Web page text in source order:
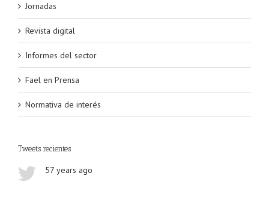
Jornadas
Revista digital
Informes del sector
Fael en Prensa
Normativa de interés
Tweets recientes
57 years ago